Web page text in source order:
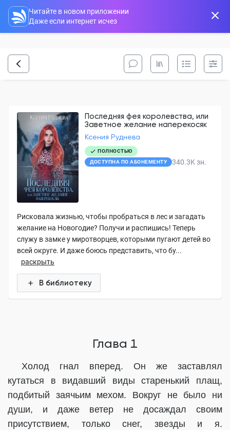
Читайте в новом приложении
Даже если интернет исчез
Последняя фея королевства, или
Заветное желание наперекосяк
Ксения Руднева
ПОЛНОСТЬЮ
ДОСТУПНА ПО АБОНЕМЕНТУ
340.3K зн.
Рисковала жизнью, чтобы пробраться в лес и загадать
желание на Новогодие? Получи и распишись! Теперь
служу в замке у миротворцев, которыми пугают детей во
всей округе. И даже боюсь представить, что бу...
раскрыть
В библиотеку
Глава 1
Холод гнал вперед. Он же заставлял
кутаться в видавший виды старенький плащ,
подбитый заячьим мехом. Вокруг не было ни
души, и даже ветер не досаждал своим
присутствием, только снег, звезды и я.